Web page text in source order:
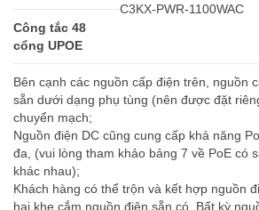
C3KX-PWR-1100WAC
Công tắc 48
cổng UPOE
Bên cạnh các nguồn cấp điện trên, nguồn
sẵn dưới dạng phụ tùng (nên được đặt
chuyển mạch;
Nguồn điện DC cũng cung cấp khả năng
đa, (vui lòng tham khảo bảng 7 về PoE có
khác nhau);
Khách hàng có thể trộn và kết hợp nguồn
hai khe cắm nguồn điện sẵn có. Bất kỳ